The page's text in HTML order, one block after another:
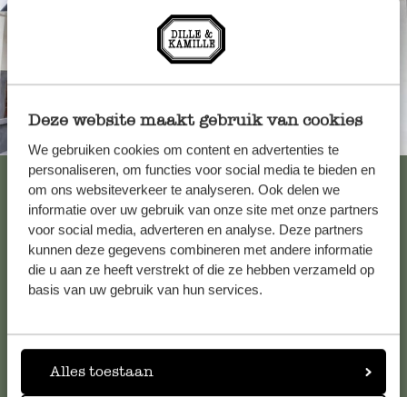
Deze website maakt gebruik van cookies
We gebruiken cookies om content en advertenties te
personaliseren, om functies voor social media te bieden en
om ons websiteverkeer te analyseren. Ook delen we
informatie over uw gebruik van onze site met onze partners
voor social media, adverteren en analyse. Deze partners
kunnen deze gegevens combineren met andere informatie
die u aan ze heeft verstrekt of die ze hebben verzameld op
basis van uw gebruik van hun services.
Alles toestaan
Voir les 62 magasins
Service clientèle
Pour toute question ou demande de conseil ou d’aide,
nos réponses auxquestions les plus fréquemment posées.